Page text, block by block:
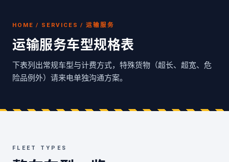
HOME / SERVICES / 运输服务
运输服务车型规格表
下表列出常规车型与计费方式，特殊货物（超长、超宽、危
险品例外）请来电单独沟通方案。
FLEET TYPES